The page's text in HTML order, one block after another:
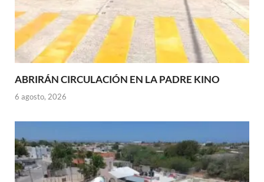
ABRIRÁN CIRCULACIÓN EN LA PADRE KINO
6 agosto, 2026